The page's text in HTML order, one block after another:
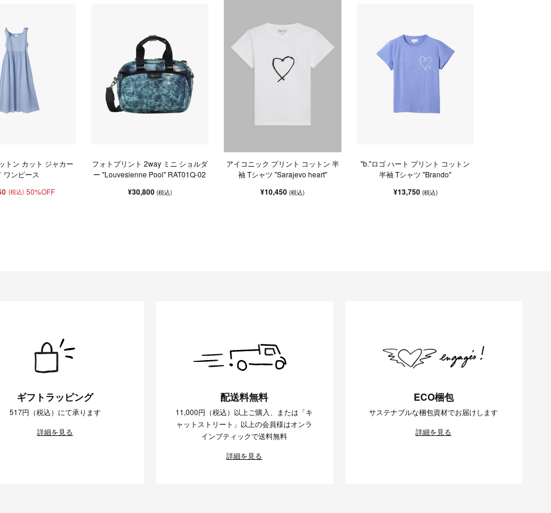
トン カット ジャカー
ワンピース
(税込) 50%OFF
フォトプリント 2way ミニ ショルダ
ー "Louvesienne Pool" RAT01Q-02
¥30,800 (税込)
アイコニック プリント コットン 半
袖 Tシャツ "Sarajevo heart"
¥10,450(税込)
"b."ロゴ ハート プリント コットン
半袖 Tシャツ "Brando"
¥13,750 (税込)
ギフトラッピング
517円（税込）にて承ります
詳細を見る
配送料無料
11,000円（税込）以上ご購入、または「キ
ャットストリート」以上の会員様はオンラ
インブティックで送料無料
詳細を見る
ECO梱包
サステナブルな梱包資材でお届けします
詳細を見る